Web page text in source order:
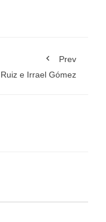
Prev
e Irrael Gómez